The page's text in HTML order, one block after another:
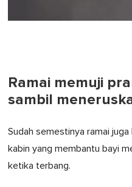
Ramai memuji
sambil
Sudah semestinya ramai
kabin yang membantu bayi
ketika terbang.